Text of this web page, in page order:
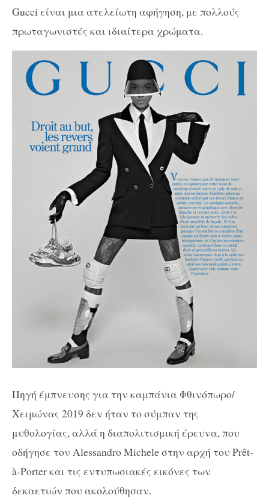
Gucci είναι μια ατελείωτη αφήγηση, με πολλούς
πρωταγωνιστές και ιδιαίτερα χρώματα.
Πηγή έμπνευσης για την καμπάνια Φθινόπωρο/
Χειμώνας 2019 δεν ήταν το σύμπαν της
μυθολογίας, αλλά η διαπολιτισμική έρευνα, που
οδήγησε τον Alessandro Michele στην αρχή του Prêt-
à-Porter και τις εντυπωσιακές εικόνες των
δεκαετιών που ακολούθησαν.